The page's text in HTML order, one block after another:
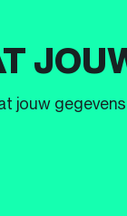
jouw gegevens